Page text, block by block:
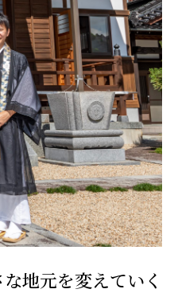
地元を変えていく